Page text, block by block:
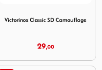
Victorinox Classic SD Camouflage
29,00